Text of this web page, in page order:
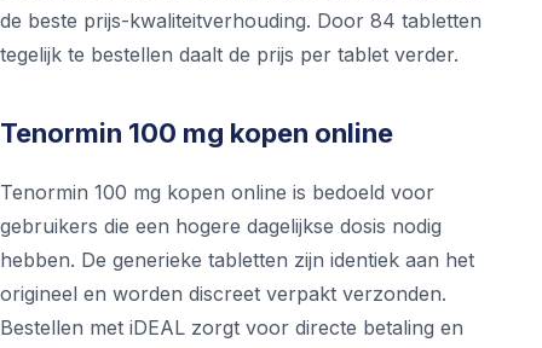
de beste prijs-kwaliteitverhouding. Door 84 tabletten
tegelijk te bestellen daalt de prijs per tablet verder.
Tenormin 100 mg kopen online
Tenormin 100 mg kopen online is bedoeld voor
gebruikers die een hogere dagelijkse dosis nodig
hebben. De generieke tabletten zijn identiek aan het
origineel en worden discreet verpakt verzonden.
Bestellen met iDEAL zorgt voor directe betaling en